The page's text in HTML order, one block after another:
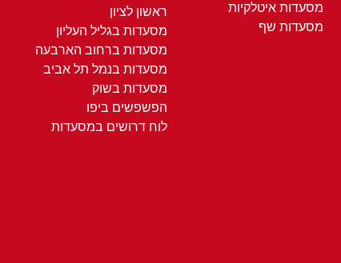
מסעדות איטלקיות
מסעדות שף
ראשון לציון
מסעדות בגליל העליון
מסעדות ברחוב הארבעה
מסעדות בנמל תל אביב
מסעדות בשוק
הפשפשים ביפו
לוח דרושים במסעדות